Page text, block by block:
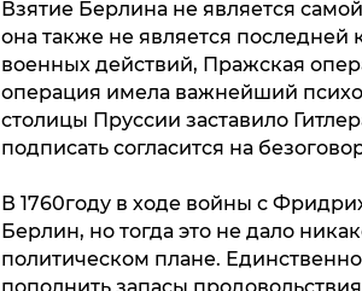
Взятие Берлина не является
она также не является последней
военных действий, Пражская
операция имела важнейший
столицы Пруссии заставило
подписать согласится на
В 1760году в ходе войны с
Берлин, но тогда это не дало
политическом плане.